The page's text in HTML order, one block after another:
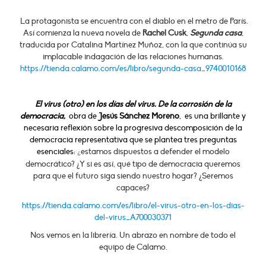
La protagonista se encuentra con el diablo en el metro de París.
Así comienza la nueva novela de Rachel Cusk, Segunda casa,
traducida por Catalina Martínez Muñoz, con la que continúa su
implacable indagación de las relaciones humanas.
https://tienda.calamo.com/es/libro/segunda-casa_9740010168
El virus (otro) en los días del virus. De la corrosión de la
democracia, obra de Jesús Sánchez Moreno, es una brillante y
necesaria reflexión sobre la progresiva descomposición de la
democracia representativa que se plantea tres preguntas
esenciales:¿estamos dispuestos a defender el modelo
democrático? ¿Y si es así, qué tipo de democracia queremos
para que el futuro siga siendo nuestro hogar? ¿Seremos
capaces?
https://tienda.calamo.com/es/libro/el-virus-otro-en-los-dias-
del-virus_A700030371
Nos vemos en la librería. Un abrazo en nombre de todo el
equipo de Cálamo.